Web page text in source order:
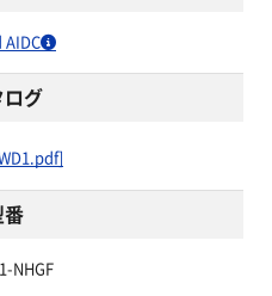
AIDC
ログ
番
NHGF